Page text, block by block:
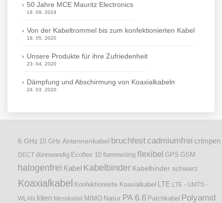
50 Jahre MCE Mauritz Electronics
18. 09. 2024
Von der Kabeltrommel bis zum konfektionierten Kabel
18. 05. 2020
Unsere Produkte für ihre Zufriedenheit
23. 04. 2020
Dämpfung und Abschirmung von Koaxialkabeln
24. 03. 2020
6 GHz 10 GHz Antennenkabel bruchfest cadmiumfrei crimpen
DECT dünnwandig Ecoflex 10 flammwidrig flexibel GPS GSM
halogenfrei Kabel Kabelbinder Kabelbinder schwarz
Koaxialkabel Konfektionierte Koaxialkabel LTE LTE - UMTS -
WLAN löten Messkabel MIMO Natur PA 6.6 Patchkabel Polyamid